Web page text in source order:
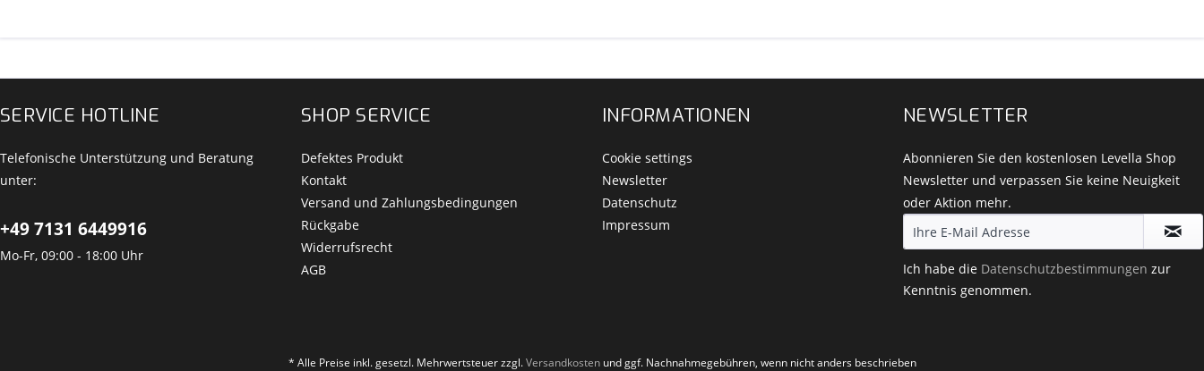
SERVICE HOTLINE
Telefonische Unterstützung und Beratung
unter:
+49 7131 6449916
Mo-Fr, 09:00 - 18:00 Uhr
SHOP SERVICE
Defektes Produkt
Kontakt
Versand und Zahlungsbedingungen
Rückgabe
Widerrufsrecht
AGB
INFORMATIONEN
Cookie settings
Newsletter
Datenschutz
Impressum
NEWSLETTER
Abonnieren Sie den kostenlosen Levella Shop
Newsletter und verpassen Sie keine Neuigkeit
oder Aktion mehr.
Ich habe die Datenschutzbestimmungen zur
Kenntnis genommen.
* Alle Preise inkl. gesetzl. Mehrwertsteuer zzgl.Versandkostenund ggf. Nachnahmegebühren, wenn nicht anders beschrieben